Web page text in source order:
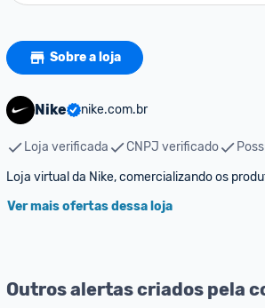
Sobre a loja
Nike nike.com.br
Loja verificada CNPJ verificado
Loja virtual da Nike, comercializando os
Ver mais ofertas dessa loja
Outros alertas criados pela